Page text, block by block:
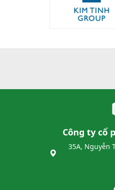
Công ty cổ
35A, Nguyễn